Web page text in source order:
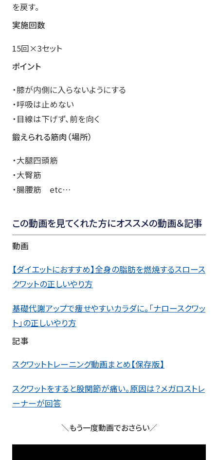
を戻す。
実施回数
15回×3セット
ポイント
・膝が内側に入らないようにする
・呼吸は止めない
・目線は下げず、前を向く
鍛えられる筋肉（場所）
・大腿四頭筋
・大臀筋
・腸腰筋 etc…
この動画を見てくれた方にオススメの動画＆記事
動画
【ダイエットにおすすめ】全身の脂肪を燃焼するスロース
クワットの正しいやり方
基礎代謝アップで痩せやすいカラダに。「ナロースクワッ
ト」の正しいやり方
記事
スクワットトレーニング動画まとめ【保存版】
スクワットをすると股関節が痛い。原因は？メガロストレ
ーナーが回答
＼もう一度動画でおさらい／